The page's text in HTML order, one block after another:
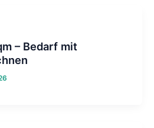
– Bedarf mit